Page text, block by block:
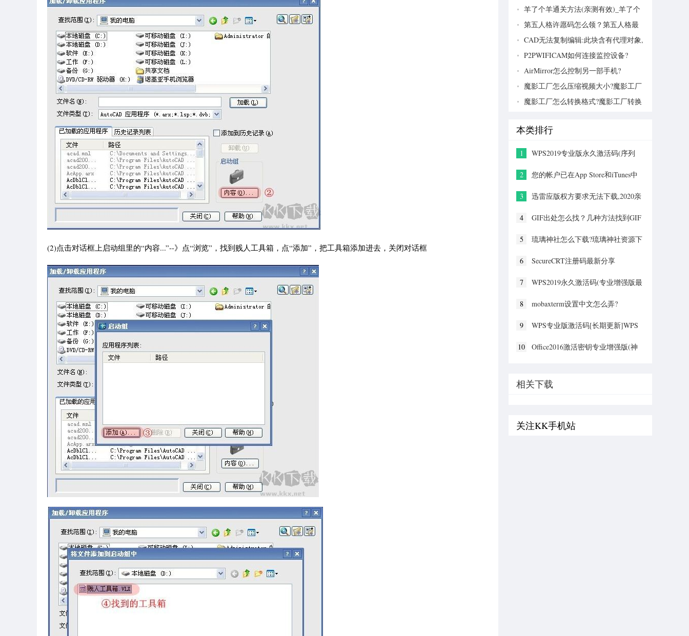
(2)点击对话框上启动组里的“内容...”--》点“浏览”，找到贱人工具箱，点“添加”，把工具箱添加进去，关闭对话框
就是反复击败敌
人、升级刷装备，
给了你更多的发挥
空间。...
羊了个羊通关方法(亲测有效)_羊了个
羊通关教程[把难度降低]
第五人格许愿码怎么领？第五人格最
新许愿码免费领取2022[可用]
CAD无法复制编辑:此块含有代理对象,
不能在块编辑器中进行编辑的解决方法
P2PWIFICAM如何连接监控设备?
P2PWIFICAM使用方法
AirMirror怎么控制另一部手机?
AirMirror远程控制方法
魔影工厂怎么压缩视频大小?魔影工厂
压缩视频的方法
魔影工厂怎么转换格式?魔影工厂转换
本类排行
1
WPS2019专业版永久激活码(序列
2
您的帐户已在App Store和iTunes中
3
迅雷应版权方要求无法下载,2020亲
4
GIF出处怎么找？几种方法找到GIF
5
琉璃神社怎么下载?琉璃神社资源下
6
SecureCRT注册码最新分享
7
WPS2019永久激活码(专业增强版最
8
mobaxterm设置中文怎么弄?
9
WPS专业版激活码[长期更新]WPS
10
Office2016激活密钥专业增强版(神
相关下载
关注KK手机站